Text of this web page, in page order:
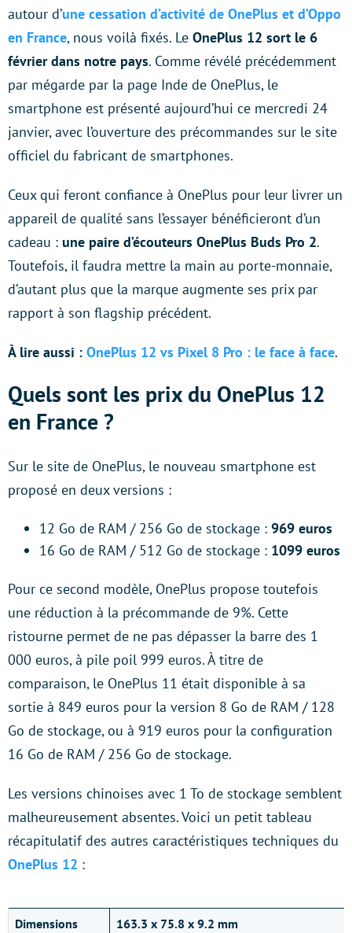
autour d’une cessation d’activité de OnePlus et d’Oppo
en France, nous voilà fixés. Le OnePlus 12 sort le 6
février dans notre pays. Comme révélé précédemment
par mégarde par la page Inde de OnePlus, le
smartphone est présenté aujourd’hui ce mercredi 24
janvier, avec l’ouverture des précommandes sur le site
officiel du fabricant de smartphones.
Ceux qui feront confiance à OnePlus pour leur livrer un
appareil de qualité sans l’essayer bénéficieront d’un
cadeau : une paire d’écouteurs OnePlus Buds Pro 2.
Toutefois, il faudra mettre la main au porte-monnaie,
d’autant plus que la marque augmente ses prix par
rapport à son flagship précédent.
À lire aussi : OnePlus 12 vs Pixel 8 Pro : le face à face.
Quels sont les prix du OnePlus 12
en France ?
Sur le site de OnePlus, le nouveau smartphone est
proposé en deux versions :
12 Go de RAM / 256 Go de stockage : 969 euros
16 Go de RAM / 512 Go de stockage : 1099 euros
Pour ce second modèle, OnePlus propose toutefois
une réduction à la précommande de 9%. Cette
ristourne permet de ne pas dépasser la barre des 1
000 euros, à pile poil 999 euros. À titre de
comparaison, le OnePlus 11 était disponible à sa
sortie à 849 euros pour la version 8 Go de RAM / 128
Go de stockage, ou à 919 euros pour la configuration
16 Go de RAM / 256 Go de stockage.
Les versions chinoises avec 1 To de stockage semblent
malheureusement absentes. Voici un petit tableau
récapitulatif des autres caractéristiques techniques du
OnePlus 12 :
Dimensions
163.3 x 75.8 x 9.2 mm